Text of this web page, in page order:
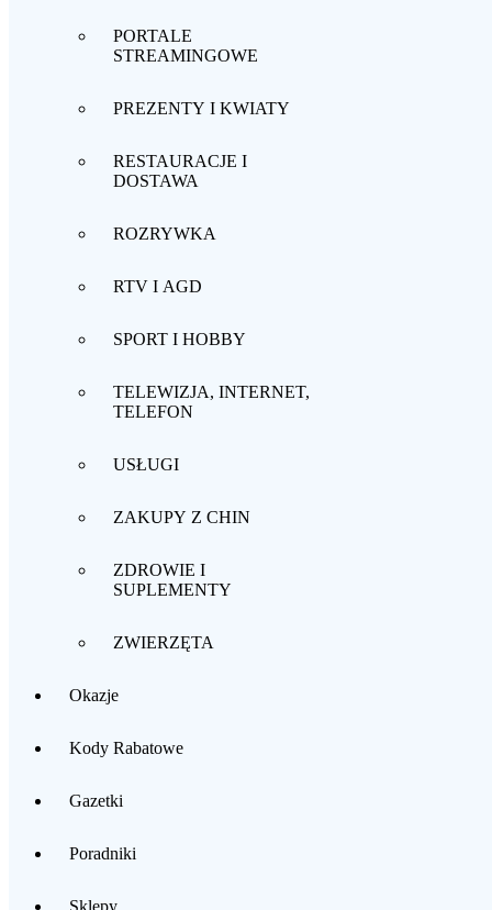
PORTALE
STREAMINGOWE
PREZENTY I KWIATY
RESTAURACJE I
DOSTAWA
ROZRYWKA
RTV I AGD
SPORT I HOBBY
TELEWIZJA, INTERNET,
TELEFON
USŁUGI
ZAKUPY Z CHIN
ZDROWIE I
SUPLEMENTY
ZWIERZĘTA
Okazje
Kody Rabatowe
Gazetki
Poradniki
Sklepy